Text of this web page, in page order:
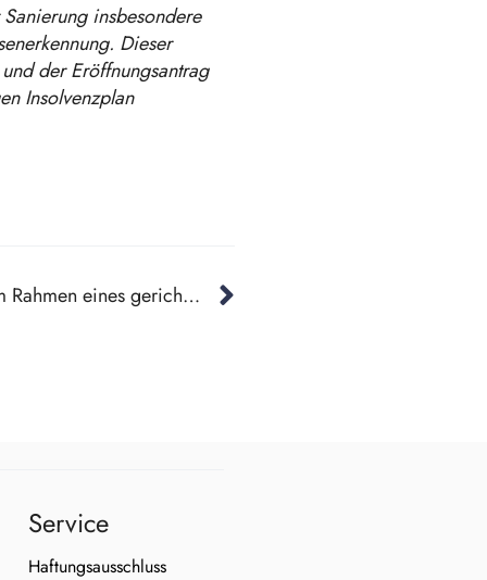
insbesondere
Dieser
der Eröffnungsantrag
Insolvenzplan
IVOC-X GmbH saniert sich im Rahmen eines gerichtlichen Verfahrens
Service
Haftungsausschluss